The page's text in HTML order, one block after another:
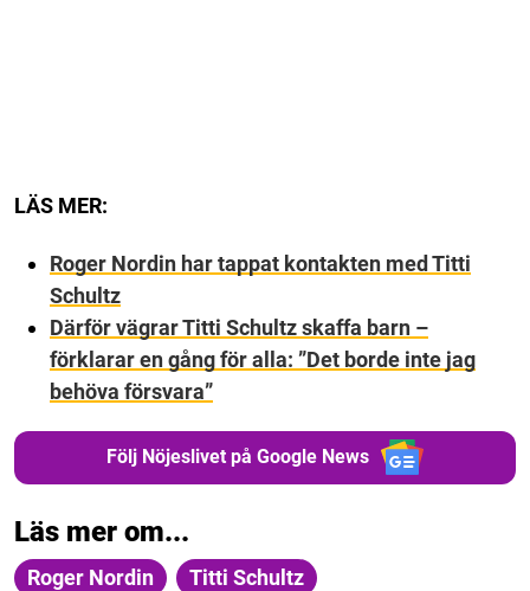
LÄS MER:
Roger Nordin har tappat kontakten med Titti
Schultz
Därför vägrar Titti Schultz skaffa barn –
förklarar en gång för alla: ”Det borde inte jag
behöva försvara”
Följ Nöjeslivet på Google News
Läs mer om...
Roger Nordin Titti Schultz